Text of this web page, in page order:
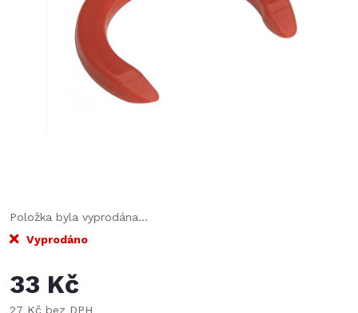
Položka byla vyprodána…
Vyprodáno
33 Kč
27 Kč bez DPH